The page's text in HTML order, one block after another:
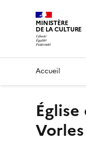
MINISTÈRE
DE LA CULTURE
Accueil
église collégiale Saint-Vorles, puis église paroissiale Saint-
Vorles